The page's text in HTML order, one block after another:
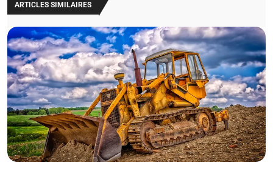
ARTICLES SIMILAIRES